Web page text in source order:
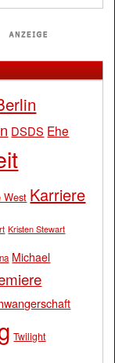
DSDS Ehe
West Karriere
Kristen Stewart
Michael
Twilight